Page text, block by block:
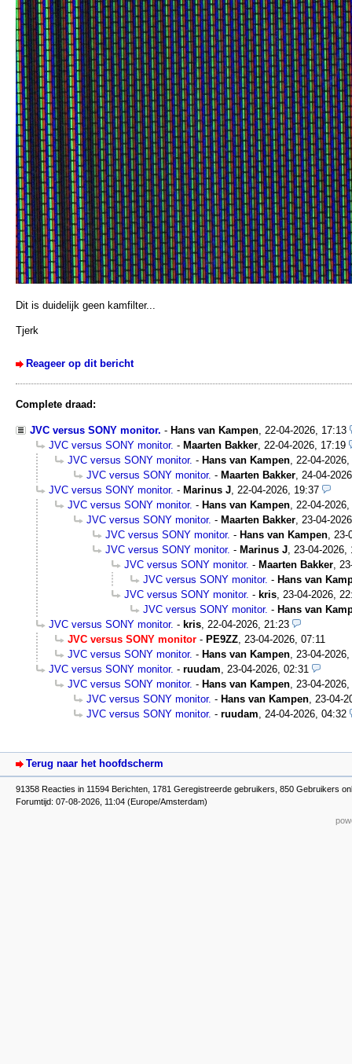
Dit is duidelijk geen kamfilter...
Tjerk
Reageer op dit bericht
Complete draad:
JVC versus SONY monitor. - Hans van Kampen 22-04-2026, 17:13
JVC versus SONY monitor. - Maarten Bakker 22-04-2026, 17:19
JVC versus SONY monitor. - Hans van Kampen 22-04-
JVC versus SONY monitor. - Maarten Bakker 24-04-
JVC versus SONY monitor. - Marinus J 22-04-2026, 19:37
JVC versus SONY monitor. - Hans van Kampen 22-04-
JVC versus SONY monitor. - Maarten Bakker 23-04-
JVC versus SONY monitor. - Hans van Kampen 23-
JVC versus SONY monitor. - Marinus J 23-04-2026,
JVC versus SONY monitor. - Maarten Bakker
JVC versus SONY monitor. - Hans van
JVC versus SONY monitor. - kris 23-04-2026,
JVC versus SONY monitor. - Hans van
JVC versus SONY monitor. - kris 22-04-2026, 21:23
JVC versus SONY monitor - PE9ZZ 23-04-2026, 07:11
JVC versus SONY monitor. - Hans van Kampen 23-04-
JVC versus SONY monitor. - ruudam
23-04-2026, 02:31
JVC versus SONY monitor. - Hans van Kampen 23-04-
JVC versus SONY monitor. - Hans van Kampen 23-04-
JVC versus SONY monitor. - ruudam 24-04-2026, 04:32
Terug naar het hoofdscherm
91358 Reacties in 11594 Berichten, 1781 Geregistreerde gebruikers, 850 Gebruikers
Forumtijd: 07-08-2026, 11:04 (Europe/Amsterdam)